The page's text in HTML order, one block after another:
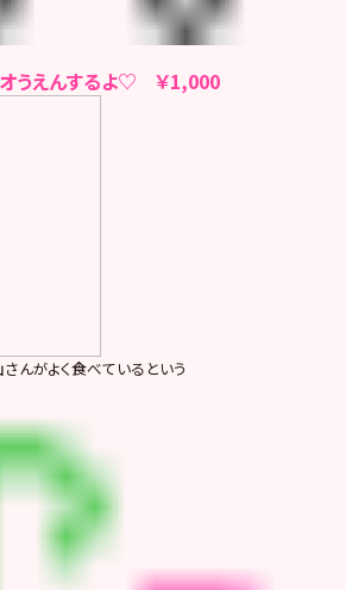
うえんするよ♡ ￥1,000
んがよく食べているという